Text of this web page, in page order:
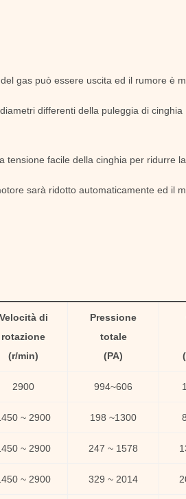
gas può essere uscita ed il rumore è
differenti della puleggia di
facile della cinghia per ridurre
sarà ridotto automaticamente ed il
Velocità di
rotazione
(r/min)
Pressione
totale
(PA)
(
2900 994~606
~ 2900 198 ~1300
~ 2900 247 ~ 1578
~ 2900 329 ~ 2014